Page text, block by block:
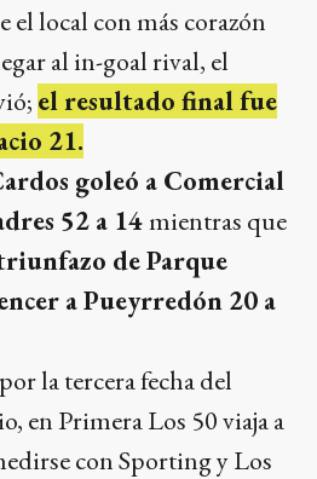
local con más corazón
al in-goal rival, el
el resultado final fue
21.
goleó a Comercial
52 a 14mientras que
de Parque
a Pueyrredón 20 a
la tercera fecha del
en Primera Los 50 viaja a
con Sporting y Los